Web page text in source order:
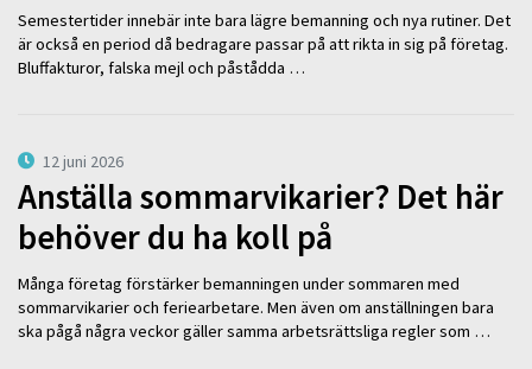
Semestertider innebär inte bara lägre bemanning och nya rutiner. Det
är också en period då bedragare passar på att rikta in sig på företag.
Bluffakturor, falska mejl och påstådda …
12 juni 2026
Anställa sommarvikarier? Det här
behöver du ha koll på
Många företag förstärker bemanningen under sommaren med
sommarvikarier och feriearbetare. Men även om anställningen bara
ska pågå några veckor gäller samma arbetsrättsliga regler som …